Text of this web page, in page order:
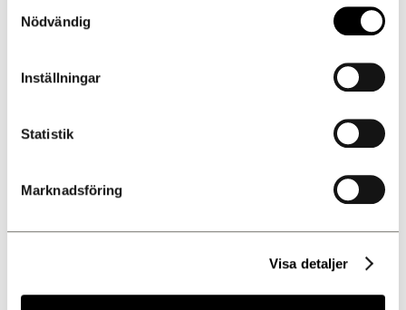
Nödvändig
Inställningar
Statistik
Marknadsföring
Visa detaljer